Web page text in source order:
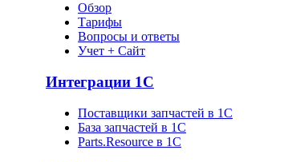
Обзор
Тарифы
Вопросы и ответы
Учет + Сайт
Интеграции 1С
Поставщики запчастей в 1C
База запчастей в 1С
Parts.Resource в 1C